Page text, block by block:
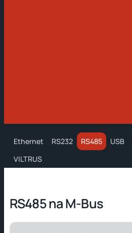
Ethernet RS232 RS485 USB
VILTRUS
RS485 na M-Bus